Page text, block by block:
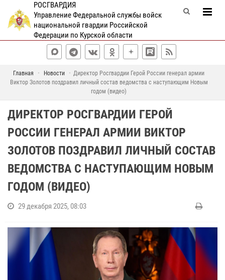
РОСГВАРДИЯ
Управление Федеральной службы войск
национальной гвардии Российской
Федерации по Курской области
Главная Новости
Директор Росгвардии Герой России генерал армии
Виктор Золотов поздравил личный состав ведомства с наступающим Новым
годом (видео)
ДИРЕКТОР РОСГВАРДИИ ГЕРОЙ
РОССИИ ГЕНЕРАЛ АРМИИ ВИКТОР
ЗОЛОТОВ ПОЗДРАВИЛ ЛИЧНЫЙ СОСТАВ
ВЕДОМСТВА С НАСТУПАЮЩИМ НОВЫМ
ГОДОМ (ВИДЕО)
29 декабря 2025, 08:03